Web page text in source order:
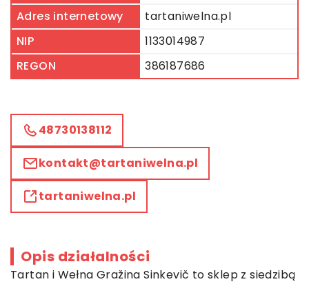
Adres internetowy
tartaniwelna.pl
NIP
1133014987
REGON
386187686
48730138112
kontakt@tartaniwelna.pl
tartaniwelna.pl
Opis działalności
Tartan i Wełna Gražina Sinkevič to sklep z siedzibą